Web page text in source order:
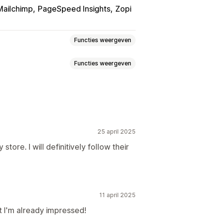
PageSpeed Insights Zopi
Functies weergeven
ROAS
dashboards
Functies weergeven
Trefwoordanalyse
25 april 2025
store. I will definitively follow their
11 april 2025
already impressed!